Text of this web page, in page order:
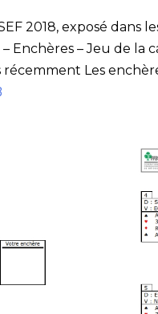
2018, exposé dans
Enchères – Jeu de la
récemment Les